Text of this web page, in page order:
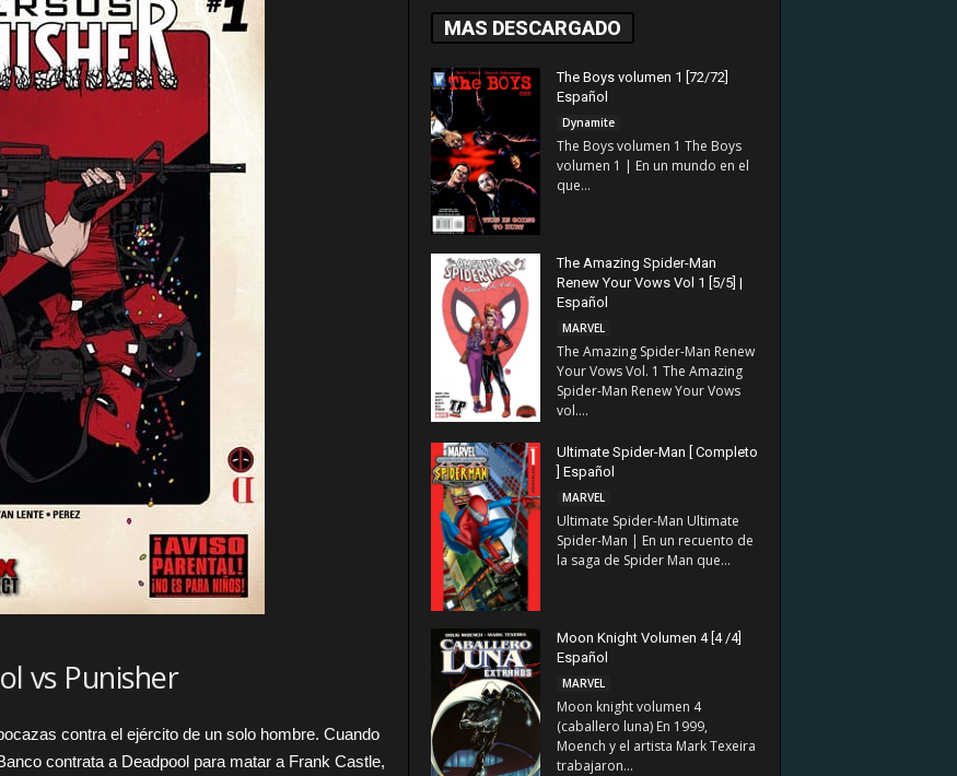
vs Punisher
contra el ejército de un solo hombre. Cuando
contrata a Deadpool para matar a Frank Castle,
MAS DESCARGADO
The Boys volumen 1 [72/72]
Español
Dynamite
The Boys volumen 1 The Boys
volumen 1 | En un mundo en el
que...
The Amazing Spider-Man
Renew Your Vows Vol 1 [5/5] |
Español
MARVEL
The Amazing Spider-Man Renew
Your Vows Vol. 1 The Amazing
Spider-Man Renew Your Vows
vol....
Ultimate Spider-Man [ Completo
] Español
MARVEL
Ultimate Spider-Man Ultimate
Spider-Man | En un recuento de
la saga de Spider Man que...
Moon Knight Volumen 4 [4 /4]
Español
MARVEL
Moon knight volumen 4
(caballero luna) En 1999,
Moench y el artista Mark Texeira
trabajaron...